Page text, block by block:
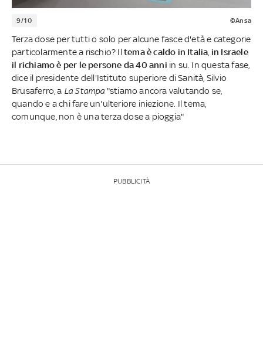
9/10 ©Ansa
Terza dose per tutti o solo per alcune fasce d'età e categorie
particolarmente a rischio? Iltema è caldo in Italia, in Israele
il richiamo è per le persone da 40 anni in su. In questa fase,
dice il presidente dell'Istituto superiore di Sanità, Silvio
Brusaferro, a La Stampa "stiamo ancora valutando se,
quando e a chi fare un'ulteriore iniezione. Il tema,
comunque, non è una terza dose a pioggia"
PUBBLICITÀ